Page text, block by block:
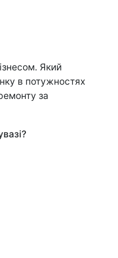
Який
в потужностях
за